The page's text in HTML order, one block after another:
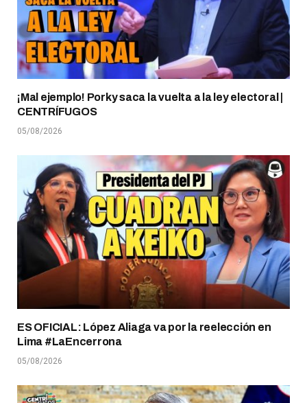
¡Mal ejemplo! Porky saca la vuelta a la ley electoral |
CENTRÍFUGOS
05/08/2026
ES OFICIAL: López Aliaga va por la reelección en
Lima #LaEncerrona
05/08/2026